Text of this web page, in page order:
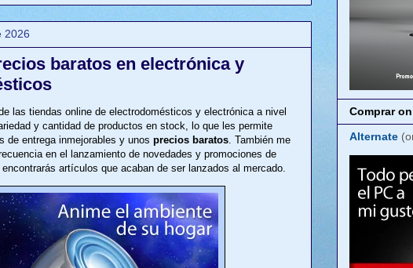
2026
baratos en electrónica y
las tiendas online de electrodomésticos y electrónica a nivel
y cantidad de productos en stock, lo que les permite
de entrega inmejorables y unos precios baratos . También me
en el lanzamiento de novedades y promociones de
artículos que acaban de ser lanzados al mercado.
Comprar
Alternate